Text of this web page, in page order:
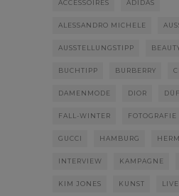
ACCESSOIRES ADIDAS
ALESSANDRO MICHELE
AUSSTELLUNGSTIPP
BUCHTIPP BURBERRY
DAMENMODE DIOR
FALL-WINTER FOTOGRAFIE
GUCCI HAMBURG
INTERVIEW KAMPAGNE
KIM JONES KUNST